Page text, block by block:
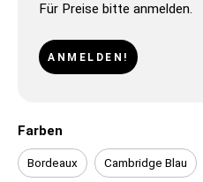
Für Preise bitte anmelden.
ANMELDEN!
Farben
Bordeaux Cambridge Blau